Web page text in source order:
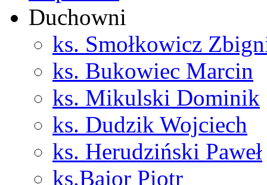
Duchowni
ks. Smołkowicz
ks. Bukowiec Marcin
ks. Mikulski Dominik
ks. Dudzik Wojciech
ks. Herudziński Paweł
ks.Bajor Piotr